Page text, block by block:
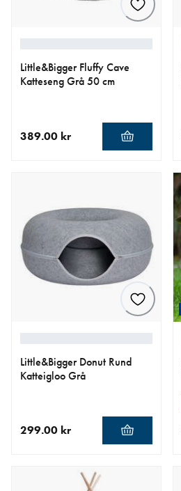
Little&Bigger Fluffy Cave
Katteseng Grå 50 cm
389.00 kr
Little&Bigger Donut Rund
Katteigloo Grå
299.00 kr